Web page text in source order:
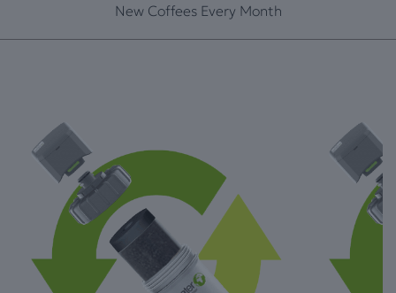
New Coffees Every Month